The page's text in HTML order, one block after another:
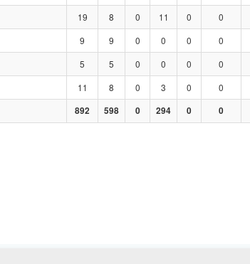
19 8 0 11 0 0
9 9 0 0 0 0
5 5 0 0 0 0
11 8 0 3 0 0
892 598 0 294 0 0